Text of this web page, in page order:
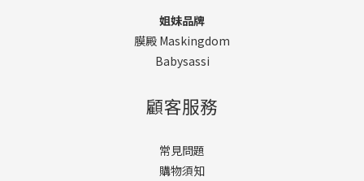
姐妹品牌
膜殿 Maskingdom
Babysassi
顧客服務
常見問題
購物須知